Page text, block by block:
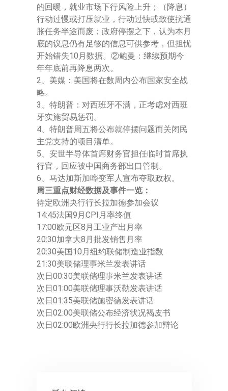
的回暖，就业市场下行风险上升；（降息）
行动过慢或打压就业，行动过快或致使抗通
胀任务半途而废；政府停摆之下，认为本月
底的议息仍有足够的信息可供参考，但担忧
开始错失10月数据。②鲍曼：继续预期今
年年底前再降息两次。
2、美媒：美国将在数周内公布国家安全战
略。
3、特朗普：对西班牙不满，正考虑对西班
牙实施贸易惩罚。
4、特朗普周五将公布就停摆问题而关闭民
主党支持的项目清单。
5、安世半导体首席财务官担任临时首席执
行官，回应被中国商务部出口管制。
6、马达加斯加哗变军人宣布夺取政权。
周三重点财经数据及事件一览：
待定欧洲央行行长拉加德参加会议
14:45法国9月CPI月率终值
17:00欧元区8月工业产出月率
20:30加拿大8月批发销售月率
20:30美国10月纽约联储制造业指数
21:30美联储理事米兰发表讲话
次日00:30美联储理事米兰发表讲话
次日01:00美联储理事沃勒发表讲话
次日01:35美联储施密德发表讲话
次日02:00美联储公布经济状况褐皮书
次日02:00欧洲央行行长拉加德参加辩论